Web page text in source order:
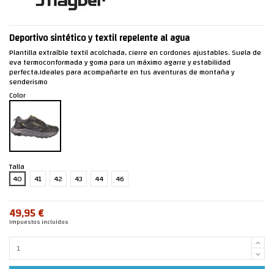
Deportivo sintético y textil repelente al agua
Plantilla extraíble textil acolchada, cierre en cordones ajustables. Suela de
eva termoconformada y goma para un máximo agarre y estabilidad
perfecta.Ideales para acompañarte en tus aventuras de montaña y
senderismo
Color
Talla
40
41 42 43 44 46
49,95 €
Impuestos incluidos